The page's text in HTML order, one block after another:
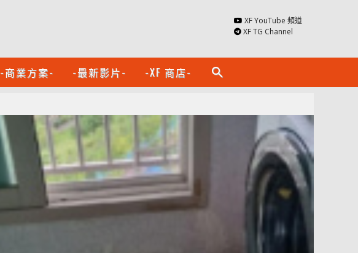
XF YouTube 頻道
XF TG Channel
-商業方案- -最新影片- -XF 商店- search